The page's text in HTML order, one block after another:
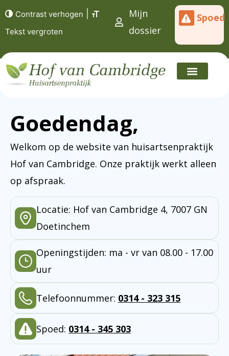
Contrast verhogen
Tekst vergroten
Mijn
dossier
Spoed
Goedendag,
Welkom op de website van huisartsenpraktijk
Hof van Cambridge. Onze praktijk werkt alleen
op afspraak.
Locatie: Hof van Cambridge 4, 7007 GN
Doetinchem
Openingstijden: ma - vr van 08.00 - 17.00
uur
Telefoonnummer: 0314 - 323 315
Spoed: 0314 - 345 303